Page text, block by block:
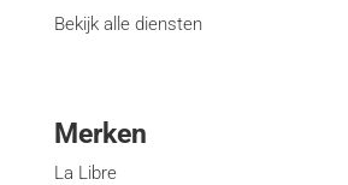
Bekijk alle diensten
Merken
La Libre